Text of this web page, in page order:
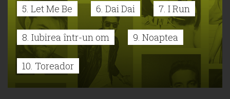
5. Let Me Be 6. Dai Dai 7. I Run
8. Iubirea într-un om 9. Noaptea
10. Toreador